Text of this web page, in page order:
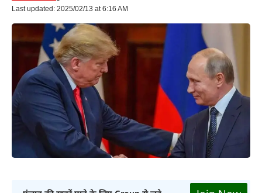
Last updated: 2025/02/13 at 6:16 AM